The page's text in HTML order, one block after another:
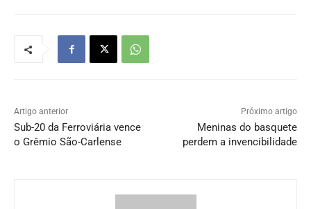
Artigo anterior
Sub-20 da Ferroviária vence
o Grêmio São-Carlense
Próximo artigo
Meninas do basquete
perdem a invencibilidade